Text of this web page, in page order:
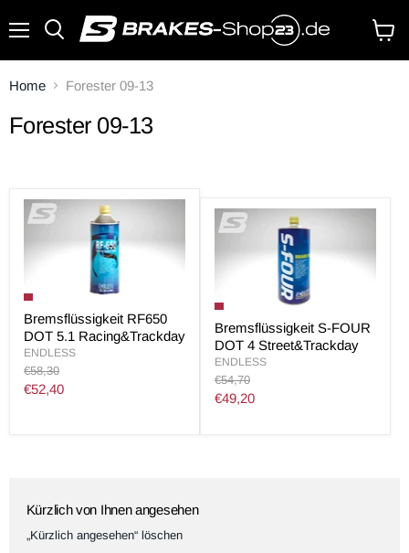
Home Forester 09-13
Forester 09-13
Bremsflüssigkeit RF650
DOT 5.1 Racing&Trackday
ENDLESS
Original
Preis
€58,30
Aktueller
€52,40
Bremsflüssigkeit S-FOUR
DOT 4 Street&Trackday
ENDLESS
Original
Preis
€54,70
Aktueller
€49,20
Kürzlich von Ihnen angesehen
„Kürzlich angesehen“ löschen